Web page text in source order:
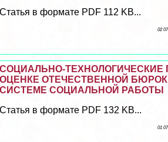
Статья в формате PDF 112 KB...
02
СОЦИАЛЬНО-ТЕХНОЛОГИЧЕСКИЕ
ОЦЕНКЕ ОТЕЧЕСТВЕННОЙ
СИСТЕМЕ СОЦИАЛЬНОЙ РАБОТЫ
Статья в формате PDF 132 KB...
01